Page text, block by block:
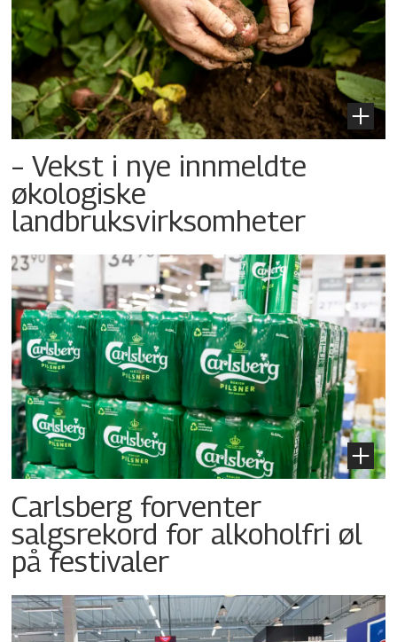
– Vekst i nye innmeldte
økologiske
landbruksvirksomheter
Carlsberg forventer
salgsrekord for alkoholfri øl
på festivaler